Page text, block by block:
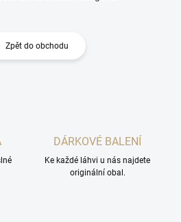
Zpět do obchodu
DÁRKOVÉ BALENÍ
Ke každé láhvi u nás najdete
originální obal.